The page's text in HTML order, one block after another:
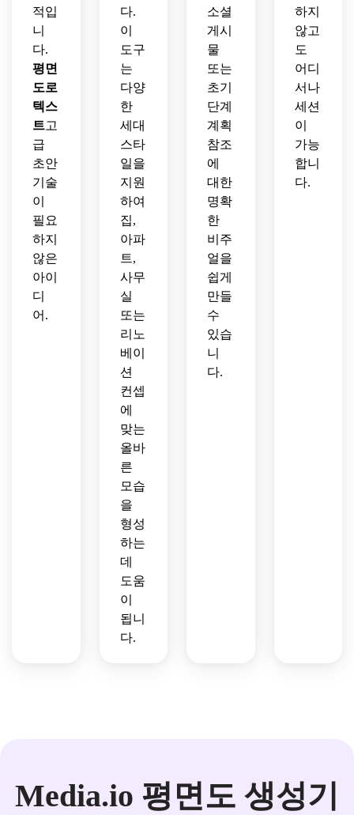
적입
니
다.
평면
도로
텍스
트고
급
초안
기술
이
필요
하지
않은
아이
디
어.
다.
이
도구
는
다양
한
세대
스타
일을
지원
하여
집,
아파
트,
사무
실
또는
리노
베이
션
컨셉
에
맞는
올바
른
모습
을
형성
하는
데
도움
이
됩니
다.
소셜
게시
물
또는
초기
단계
계획
참조
에
대한
명확
한
비주
얼을
쉽게
만들
수
있습
니
다.
하지
않고
도
어디
서나
세션
이
가능
합니
다.
Media.io 평면도 생성기